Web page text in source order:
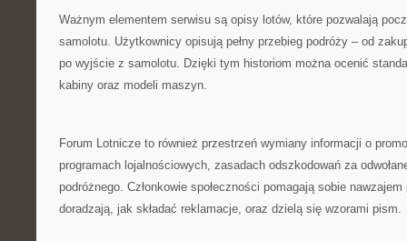
Ważnym elementem serwisu są opisy lotów, które pozwalają
samolotu. Użytkownicy opisują pełny przebieg podróży – od
po wyjście z samolotu. Dzięki tym historiom można ocenić
kabiny oraz modeli maszyn.
Forum Lotnicze to również przestrzeń wymiany informacji o
programach lojalnościowych, zasadach odszkodowań za
podróżnego. Członkowie społeczności pomagają sobie
doradzają, jak składać reklamacje, oraz dzielą się wzorami pism.